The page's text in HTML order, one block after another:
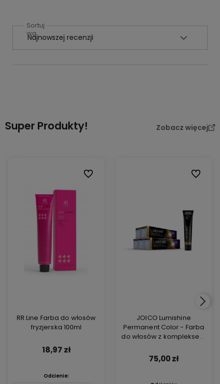
Sortuj
wg
Super Produkty! Zobacz więcej
RR Line Farba do włosów
fryzjerska 100ml
18,97 zł
Odcienie:
Do ulubionych
JOICO Lumishine
Permanent Color - Farba
do włosów z kompleksem
włosy 74ml
75,00 zł
Do